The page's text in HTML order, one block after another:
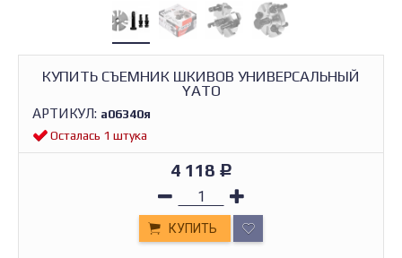
КУПИТЬ СЪЕМНИК ШКИВОВ УНИВЕРСАЛЬНЫЙ
YATO
АРТИКУЛ: а06340я
Осталась 1 штука
4 118 Р
КУПИТЬ